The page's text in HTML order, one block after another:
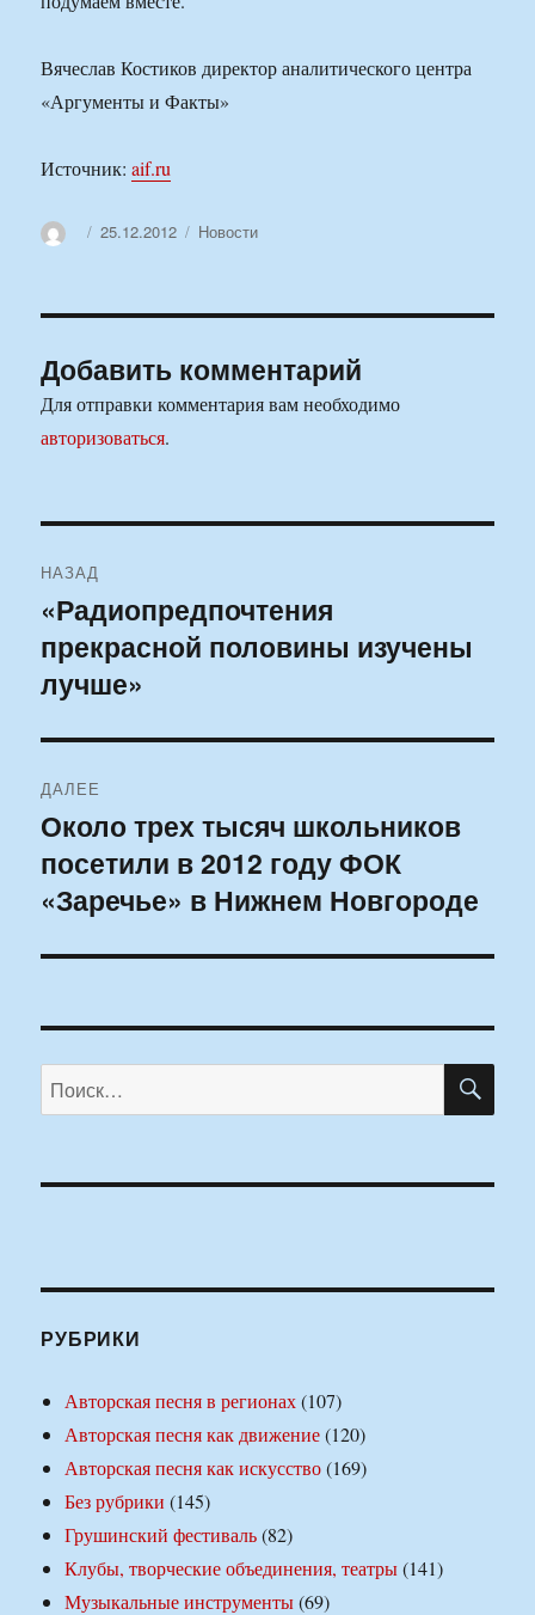
Вячеслав Костиков директор аналитического центра
«Аргументы и Факты»
Источник:aif.ru
АвторОпубликовано
25.12.2012 Рубрики
Новости
Добавить комментарий
Для отправки комментария вам необходимо
авторизоваться.
по
записям
НАЗАД
Предыдущая
запись:
«Радиопредпочтения
прекрасной половины изучены
лучше»
ДАЛЕЕ
Следующая
запись:
Около трех тысяч школьников
посетили в 2012 году ФОК
«Заречье» в Нижнем Новгороде
Искать:
РУБРИКИ
Авторская песня в регионах(107)
Авторская песня как движение(120)
Авторская песня как искусство(169)
Без рубрики (145)
Грушинский фестиваль(82)
Клубы, творческие объединения, театры(141)
Музыкальные инструменты(69)